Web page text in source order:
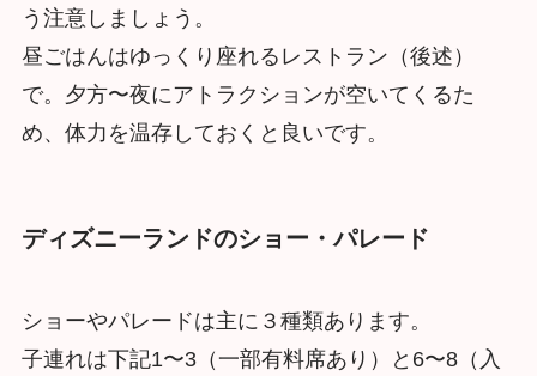
う注意しましょう。
昼ごはんはゆっくり座れるレストラン（後述）
で。夕方〜夜にアトラクションが空いてくるた
め、体力を温存しておくと良いです。
ディズニーランドのショー・パレード
ショーやパレードは主に３種類あります。
子連れは下記1〜3（一部有料席あり）と6〜8（入